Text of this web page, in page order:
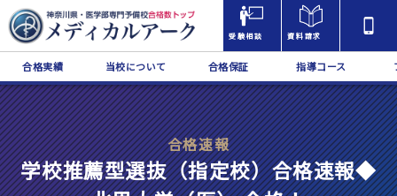
受験相談 資料請求
合格実績 当校について 合格保証 指導コース
合格速報
学校推薦型選抜（指定校）合格速報◆